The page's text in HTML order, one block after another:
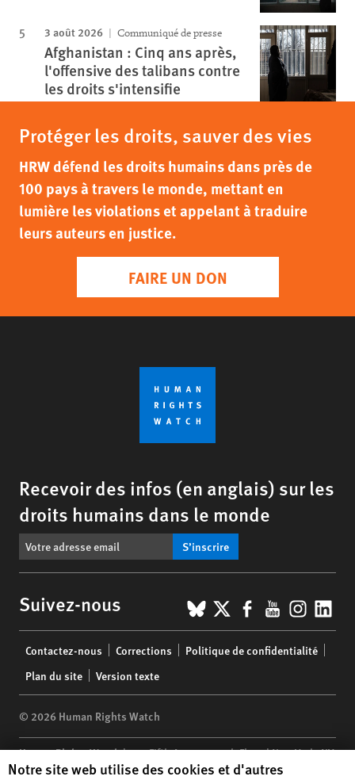
3 août 2026 Communiqué de presse
Afghanistan : Cinq ans après,
l'offensive des talibans contre
les droits s'intensifie
Protéger les droits, sauver des vies
HRW défend les droits humains dans près de
100 pays à travers le monde, mettant en
lumière les violations et appelant à traduire
leurs auteurs en justice.
FAIRE UN DON
Recevoir des infos (en anglais) sur les
droits humains dans le monde
S’inscrire
Suivez-nous BlueSky
X Facebook
YouTube
menu
Contactez-nous Corrections
Politique de confidentialité
Plan du site
Version texte
© 2026 Human Rights Watch
Human Rights Watch| 350 Fifth Avenue, 34th Floor | New York,NY
10118-3299USA |t1.212.290.4700
Human Rights Watch cookie preferences
Notre site web utilise des cookies et d'autres